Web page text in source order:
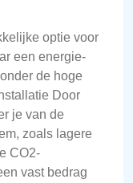
optie voor
een energie-
de hoge
Door
je van de
zoals lagere
CO2-
vast bedrag